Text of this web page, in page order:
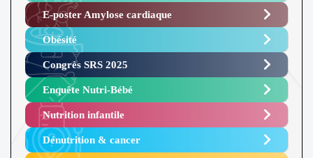
E-poster Amylose cardiaque ​
Obésité ​
Congrès SRS 2025 ​
Enquête Nutri-Bébé ​
Nutrition infantile
Dénutrition & cancer